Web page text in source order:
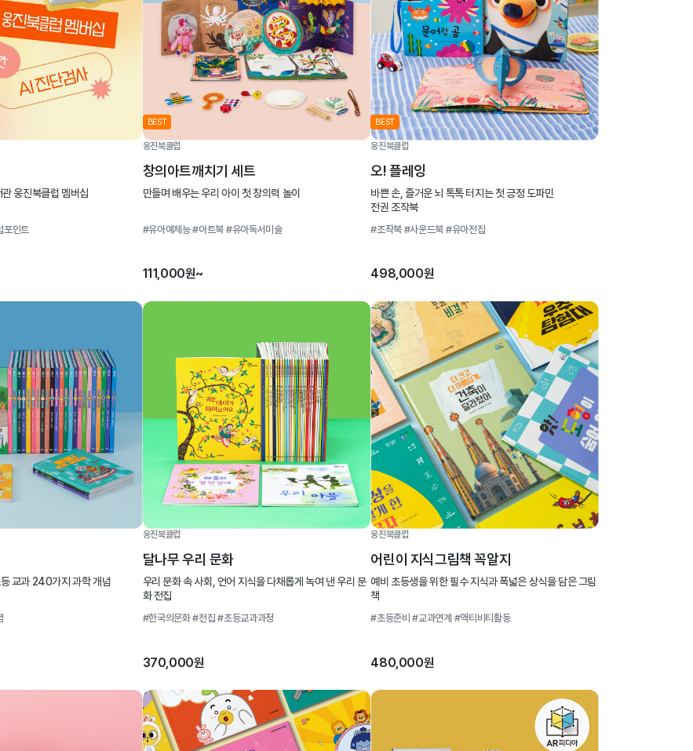
웅진북클럽 멤버십
포인트
BEST
웅진북클럽
창의아트깨치기 세트
만들며 배우는 우리 아이 첫 창의력 놀이
#유아예체능#아트북 #유아독서미술
111,000원~
BEST
웅진북클럽
오! 플레잉
바쁜 손, 즐거운 뇌 톡톡 터지는 첫 긍정 도파민
전권 조작북
#조작북 #사운드북 #유아전집
498,000원
교과 240가지 과학 개념
웅진북클럽
달나무 우리 문화
우리 문화 속 사회, 언어 지식을 다채롭게 녹여 낸 우리 문
화 전집
#한국의문화#전집 #초등교과과정
370,000원
웅진북클럽
어린이 지식그림책 꼭알지
예비 초등생을 위한 필수 지식과 폭넓은 상식을 담은 그림
책
#초등준비 #교과연계 #액티비티활동
480,000원